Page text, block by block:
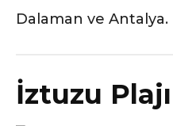
Dalaman ve Antalya.
İztuzu Plajı